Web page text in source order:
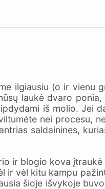
ilgiausiu (o ir vienu
laukė dvaro
iš molio. Jei
nei procesu,
saldainines,
ir blogio kova
ir vėl kitu kampu
šioje išvykoje